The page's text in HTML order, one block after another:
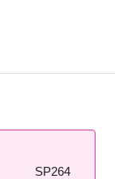
SP264